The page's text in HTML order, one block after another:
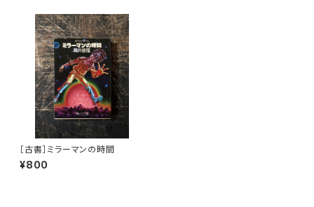
［古書］ミラーマンの時間
¥800